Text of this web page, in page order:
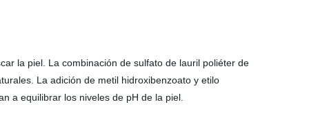
la piel. La combinación de sulfato de lauril poliéter de
La adición de metil hidroxibenzoato y etilo
a equilibrar los niveles de pH de la piel.